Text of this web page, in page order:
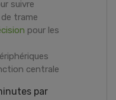
suivre
trame
pour les
centrale
par